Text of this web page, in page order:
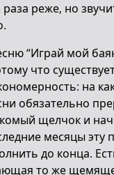
реже, но
“Играй мой
что
на
обязательно
щелчок и
месяцы эту
до конца.
то же